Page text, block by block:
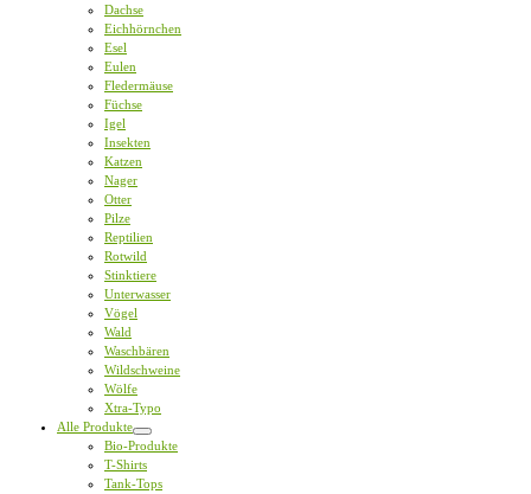
Dachse
Eichhörnchen
Esel
Eulen
Fledermäuse
Füchse
Igel
Insekten
Katzen
Nager
Otter
Pilze
Reptilien
Rotwild
Stinktiere
Unterwasser
Vögel
Wald
Waschbären
Wildschweine
Wölfe
Xtra-Typo
Alle Produkte
Bio-Produkte
T-Shirts
Tank-Tops